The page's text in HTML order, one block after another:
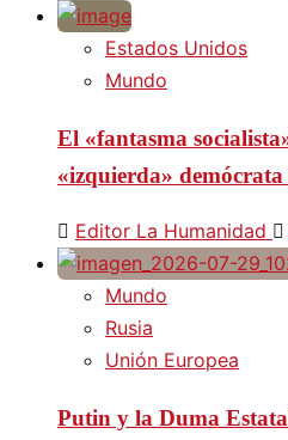
Estados Unidos
Mundo
El «fantasma
«izquierda»
Editor La Humanidad
Mundo
Rusia
Unión Europea
Putin y la Duma